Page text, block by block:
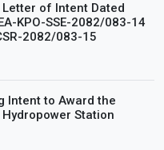
of Intent Dated
KPO-SSE-2082/083-14
2082/083-15
Intent to Award the
Station